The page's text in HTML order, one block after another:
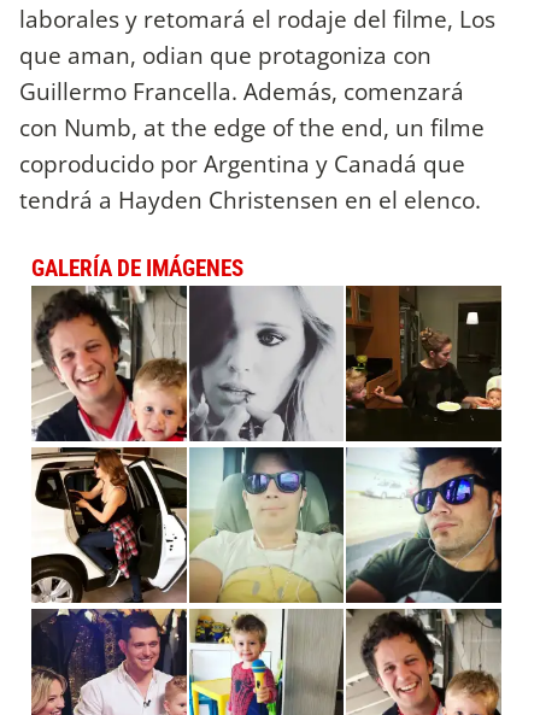
laborales y retomará el rodaje del filme, Los
que aman, odian que protagoniza con
Guillermo Francella. Además, comenzará
con Numb, at the edge of the end, un filme
coproducido por Argentina y Canadá que
tendrá a Hayden Christensen en el elenco.
GALERÍA DE IMÁGENES